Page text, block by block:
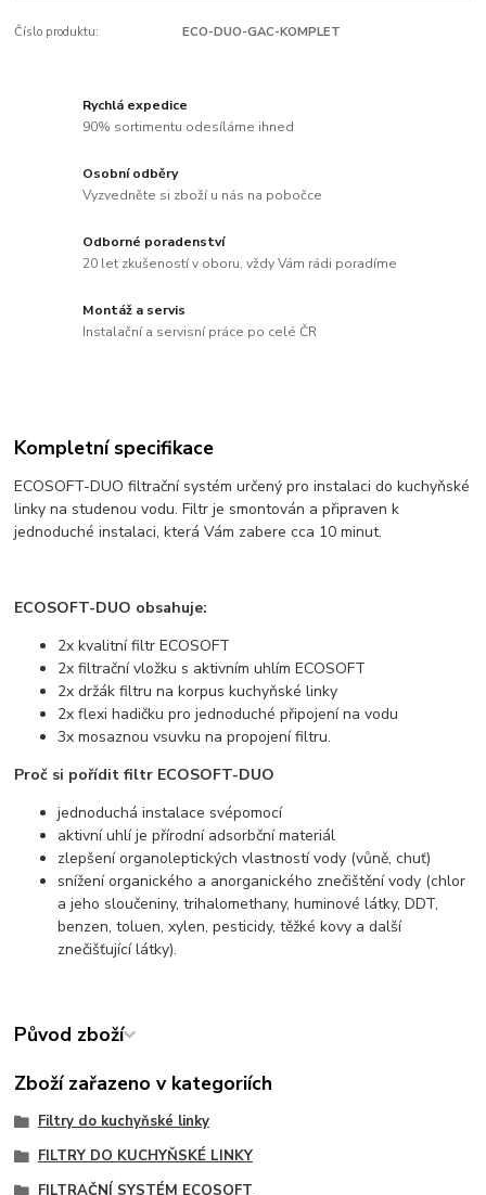
Číslo produktu: ECO-DUO-GAC-KOMPLET
Rychlá expedice
90% sortimentu odesíláme ihned
Osobní odběry
Vyzvedněte si zboží u nás na pobočce
Odborné poradenství
20 let zkušeností v oboru, vždy Vám rádi poradíme
Montáž a servis
Instalační a servisní práce po celé ČR
Kompletní specifikace
ECOSOFT-DUO filtrační systém určený pro instalaci do kuchyňské
linky na studenou vodu. Filtr je smontován a připraven k
jednoduché instalaci, která Vám zabere cca 10 minut.
ECOSOFT-DUO obsahuje:
2x kvalitní filtr ECOSOFT
2x filtrační vložku s aktivním uhlím ECOSOFT
2x držák filtru na korpus kuchyňské linky
2x flexi hadičku pro jednoduché připojení na vodu
3x mosaznou vsuvku na propojení filtru.
Proč si pořídit filtr ECOSOFT-DUO
jednoduchá instalace svépomocí
aktivní uhlí je přírodní adsorbční materiál
zlepšení organoleptických vlastností vody (vůně, chuť)
snížení organického a anorganického znečištění vody (chlor
a jeho sloučeniny, trihalomethany, huminové látky, DDT,
benzen, toluen, xylen, pesticidy, těžké kovy a další
znečišťující látky).
Původ zboží
Zboží zařazeno v kategoriích
Filtry do kuchyňské linky
FILTRY DO KUCHYŇSKÉ LINKY
FILTRAČNÍ SYSTÉM ECOSOFT